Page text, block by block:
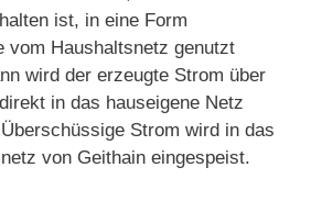
ist, in eine Form
vom Haushaltsnetz genutzt
wird der erzeugte Strom über
in das hauseigene Netz
Strom wird in das
von Geithain eingespeist.